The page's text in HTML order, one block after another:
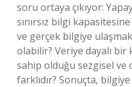
soru ortaya çıkıyor:
sınırsız bilgi
ve gerçek bilgiye
olabilir? Veriye dayalı bir
sahip olduğu sezgisel ve
farklıdır? Sonuçta,